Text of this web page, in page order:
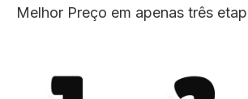
Melhor Preço em apenas três